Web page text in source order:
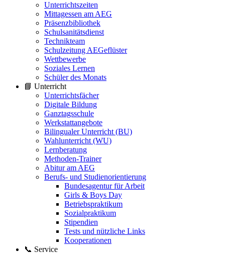
Unterrichtszeiten
Mittagessen am AEG
Präsenzbibliothek
Schulsanitätsdienst
Technikteam
Schulzeitung AEGeflüster
Wettbewerbe
Soziales Lernen
Schüler des Monats
📘 Unterricht
Unterrichtsfächer
Digitale Bildung
Ganztagsschule
Werkstattangebote
Bilingualer Unterricht (BU)
Wahlunterricht (WU)
Lernberatung
Methoden-Trainer
Abitur am AEG
Berufs- und Studienorientierung
Bundesagentur für Arbeit
Girls & Boys Day
Betriebspraktikum
Sozialpraktikum
Stipendien
Tests und nützliche Links
Kooperationen
📞 Service